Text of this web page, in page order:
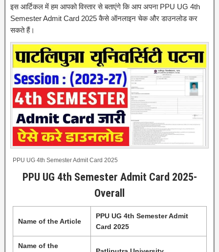
इस आर्टिकल में हम आपको विस्तार से बताएंगे कि आप अपना PPU UG 4th
Semester Admit Card 2025 कैसे ऑनलाइन चेक और डाउनलोड कर
सकते हैं।
PPU UG 4th Semester Admit Card 2025
PPU UG 4th Semester Admit Card 2025-
Overall
Name of the Article
PPU UG 4th Semester Admit
Card 2025
Name of the